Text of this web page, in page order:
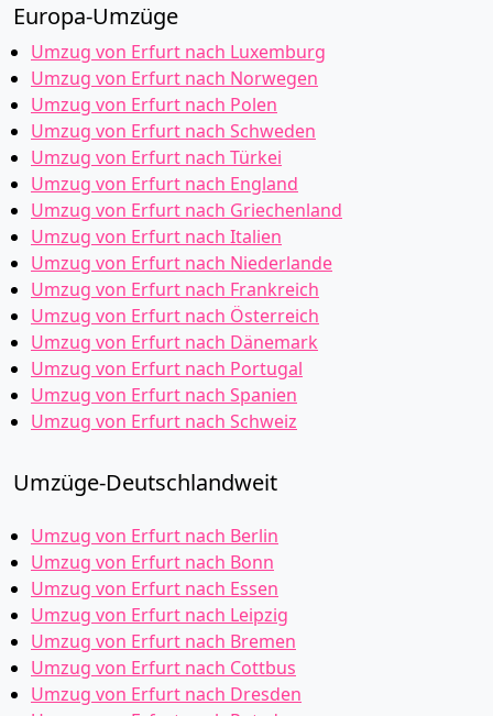
Europa-Umzüge
Umzug von Erfurt nach Luxemburg
Umzug von Erfurt nach Norwegen
Umzug von Erfurt nach Polen
Umzug von Erfurt nach Schweden
Umzug von Erfurt nach Türkei
Umzug von Erfurt nach England
Umzug von Erfurt nach Griechenland
Umzug von Erfurt nach Italien
Umzug von Erfurt nach Niederlande
Umzug von Erfurt nach Frankreich
Umzug von Erfurt nach Österreich
Umzug von Erfurt nach Dänemark
Umzug von Erfurt nach Portugal
Umzug von Erfurt nach Spanien
Umzug von Erfurt nach Schweiz
Umzüge-Deutschlandweit
Umzug von Erfurt nach Berlin
Umzug von Erfurt nach Bonn
Umzug von Erfurt nach Essen
Umzug von Erfurt nach Leipzig
Umzug von Erfurt nach Bremen
Umzug von Erfurt nach Cottbus
Umzug von Erfurt nach Dresden